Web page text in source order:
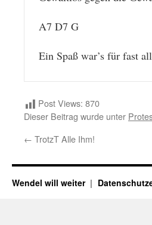
A7 D7 G
Ein Spaß war’s für fast
Post Views: 870
Dieser Beitrag wurde unter
← TrotzT Alle Ihm!
Wendel will weiter